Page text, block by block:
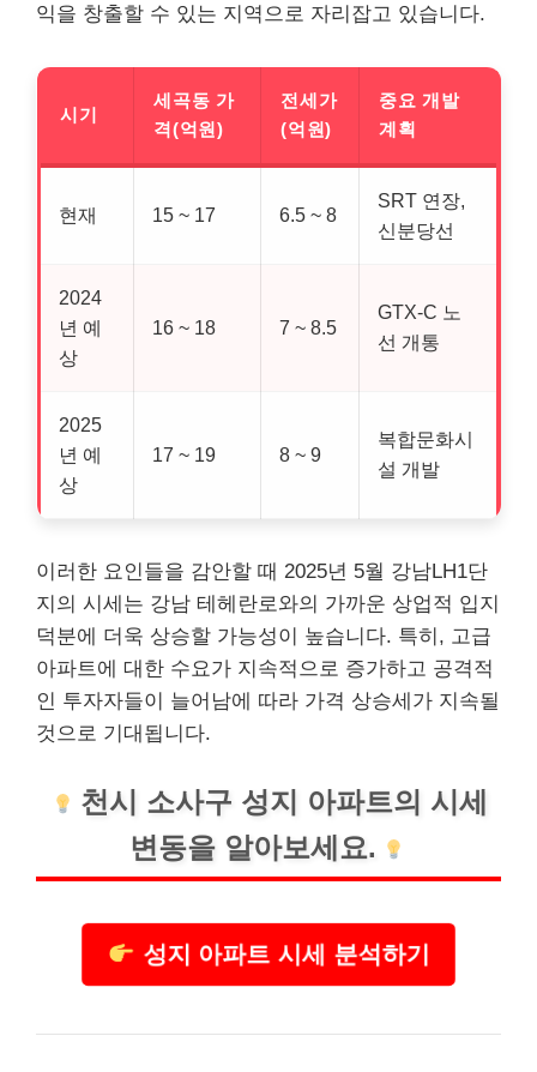
익을 창출할 수 있는 지역으로 자리잡고 있습니다.
시기
세곡동 가
격(억원)
전세가
(억원)
중요 개발
계획
현재 15 ~ 17 6.5 ~ 8
SRT 연장,
신분당선
2024
년 예
상
16 ~ 18 7 ~ 8.5
GTX-C 노
선 개통
2025
년 예
상
17 ~ 19 8 ~ 9
복합문화시
설 개발
이러한 요인들을 감안할 때 2025년 5월 강남LH1단
지의 시세는 강남 테헤란로와의 가까운 상업적 입지
덕분에 더욱 상승할 가능성이 높습니다. 특히, 고급
아파트에 대한 수요가 지속적으로 증가하고 공격적
인 투자자들이 늘어남에 따라 가격 상승세가 지속될
것으로 기대됩니다.
천시 소사구 성지 아파트의 시세
변동을 알아보세요.
성지 아파트 시세 분석하기